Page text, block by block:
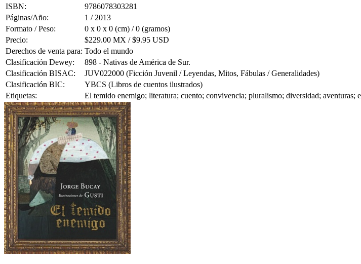
ISBN:
9786078303281
Páginas/Año:
1 / 2013
Formato / Peso:
0 x 0 x 0 (cm) / 0 (gramos)
Precio:
$229.00 MX / $9.95 USD
Derechos de venta para: Todo el mundo
Clasificación Dewey:
898 - Nativas de América de Sur.
Clasificación BISAC:
JUV022000 (Ficción Juvenil / Leyendas, Mitos, Fábulas / Generalidades)
Clasificación BIC:
YBCS (Libros de cuentos ilustrados)
Etiquetas:
El temido enemigo; literatura; cuento; convivencia; pluralismo; diversidad; aventuras;